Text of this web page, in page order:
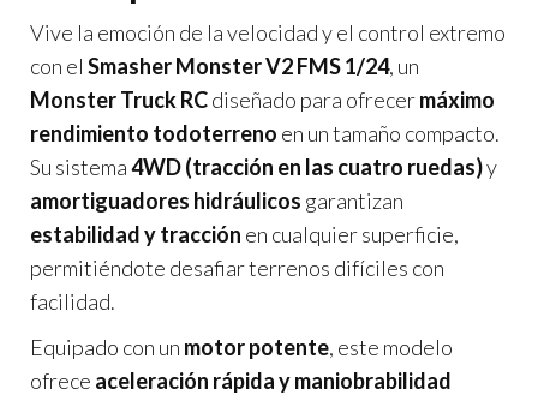
Vive la emoción de la velocidad y el control extremo
con el Smasher Monster V2 FMS 1/24, un
Monster Truck RCdiseñado para ofrecermáximo
rendimiento todoterreno en un tamaño compacto.
Su sistema4WD (tracción en las cuatro ruedas)y
amortiguadores hidráulicos garantizan
estabilidad y tracción en cualquier superficie,
permitiéndote desafiar terrenos difíciles con
facilidad.
Equipado con un motor potente, este modelo
ofrece aceleración rápida y maniobrabilidad